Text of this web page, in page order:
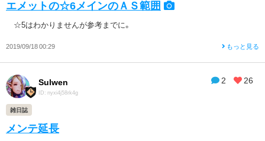
エメットの☆6メインのＡＳ範囲
☆5はわかりませんが参考までに。
2019/09/18 00:29 もっと見る
2 26
Sulwen
ID: nyxi4j58rk4g
雑日誌
メンテ延長